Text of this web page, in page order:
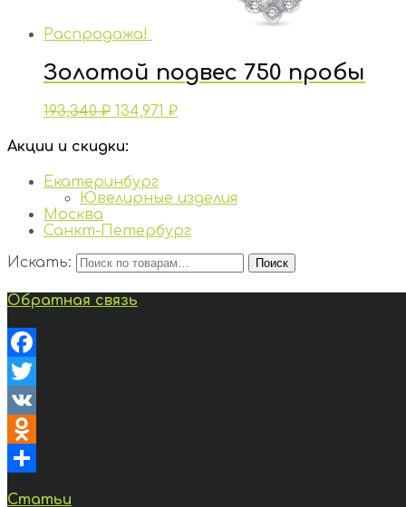
Распродажа!
Золотой подвес 750 пробы
193,340₽ 134,971 ₽
Акции и скидки:
Екатеринбург
Ювелирные изделия
Москва
Санкт-Петербург
Искать:
Поиск
Обратная связь
Facebook
Twitter
VK
Odnoklassniki
Статьи